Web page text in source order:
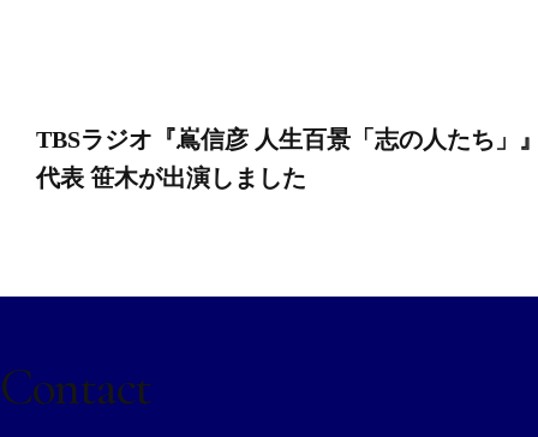
投
稿
ゲ
TBSラジオ『嶌信彦 人生百景「志の人たち」
代表 笹木が出演しました
Contact